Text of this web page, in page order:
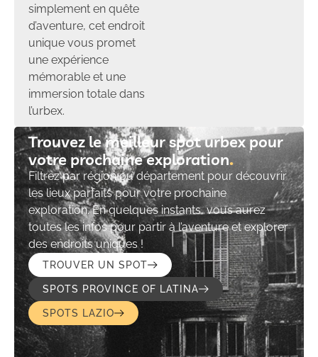
simplement en quête
d’aventure, cet endroit
unique vous promet
une expérience
mémorable et une
immersion totale dans
l’urbex.
Trouvez le meilleur spot urbex pour
votre prochaine exploration​
Filtrez par région ou département pour découvrir
les lieux parfaits pour votre prochaine
exploration. En quelques instants, vous aurez
toutes les infos pour partir à l’aventure et explorer
des endroits uniques !
TROUVER UN SPOT
SPOTS PROVINCE OF LATINA
SPOTS LAZIO